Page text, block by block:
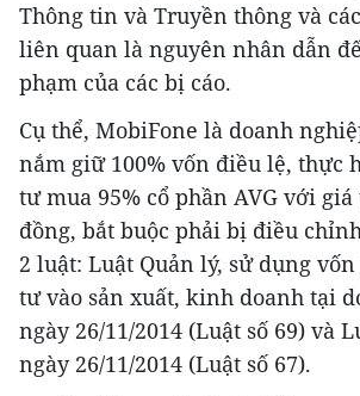
Thông tin và Truyền thông và
liên quan là nguyên nhân dẫn
phạm của các bị cáo.
Cụ thể, MobiFone là doanh
nắm giữ 100% vốn điều lệ, thực
tư mua 95% cổ phần AVG với
đồng, bắt buộc phải bị điều
2 luật: Luật Quản lý, sử dụng
tư vào sản xuất, kinh doanh tại
ngày 26/11/2014 (Luật số 69) và
ngày 26/11/2014 (Luật số 67).